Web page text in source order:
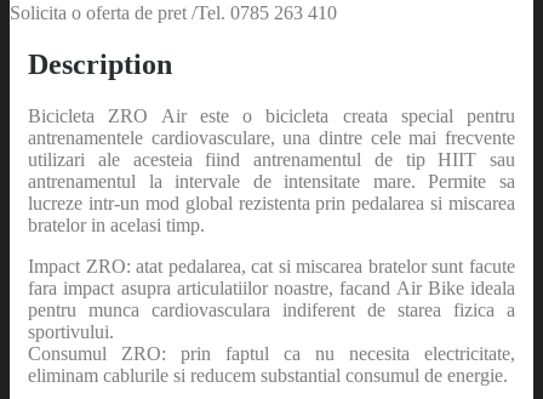
Solicita o oferta de pret /Tel. 0785 263 410
Description
Bicicleta ZRO Air este o bicicleta creata special pentru
antrenamentele cardiovasculare, una dintre cele mai frecvente
utilizari ale acesteia fiind antrenamentul de tip HIIT sau
antrenamentul la intervale de intensitate mare. Permite sa
lucreze intr-un mod global rezistenta prin pedalarea si miscarea
bratelor in acelasi timp.
Impact ZRO: atat pedalarea, cat si miscarea bratelor sunt facute
fara impact asupra articulatiilor noastre, facand Air Bike ideala
pentru munca cardiovasculara indiferent de starea fizica a
sportivului.
Consumul ZRO: prin faptul ca nu necesita electricitate,
eliminam cablurile si reducem substantial consumul de energie.